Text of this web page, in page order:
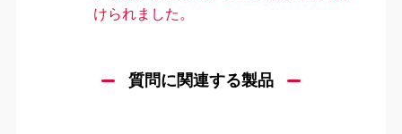
＼ 最新情報はこちら
けられました。
質問に関連する製品